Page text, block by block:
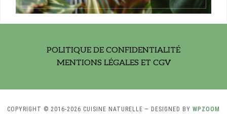
POLITIQUE DE CONFIDENTIALITÉ
MENTIONS LÉGALES ET CGV
COPYRIGHT © 2016-2026 CUISINE NATURELLE — DESIGNED BY WPZOOM